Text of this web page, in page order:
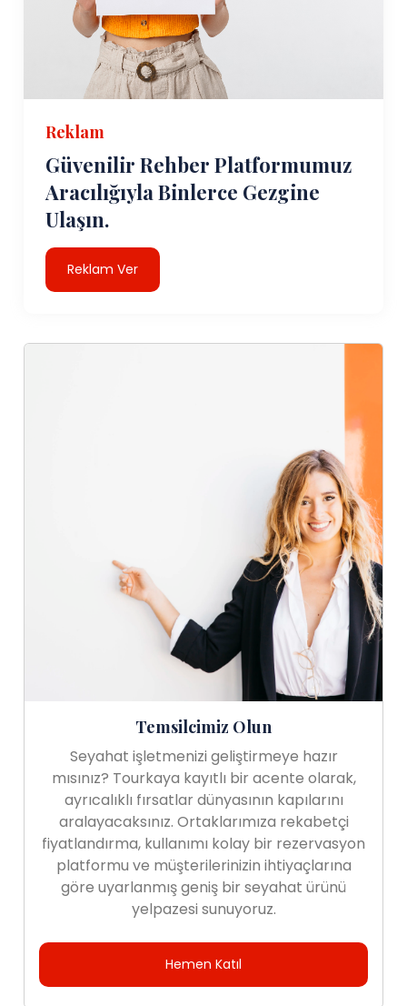
Reklam
Güvenilir Rehber Platformumuz
Aracılığıyla Binlerce Gezgine
Ulaşın.
Reklam Ver
Temsilcimiz Olun
Seyahat işletmenizi geliştirmeye hazır
mısınız? Tourkaya kayıtlı bir acente olarak,
ayrıcalıklı fırsatlar dünyasının kapılarını
aralayacaksınız. Ortaklarımıza rekabetçi
fiyatlandırma, kullanımı kolay bir rezervasyon
platformu ve müşterilerinizin ihtiyaçlarına
göre uyarlanmış geniş bir seyahat ürünü
yelpazesi sunuyoruz.
Hemen Katıl